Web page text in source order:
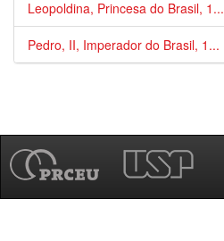
Leopoldina, Princesa do Brasil, 1...
Pedro, II, Imperador do Brasil, 1...